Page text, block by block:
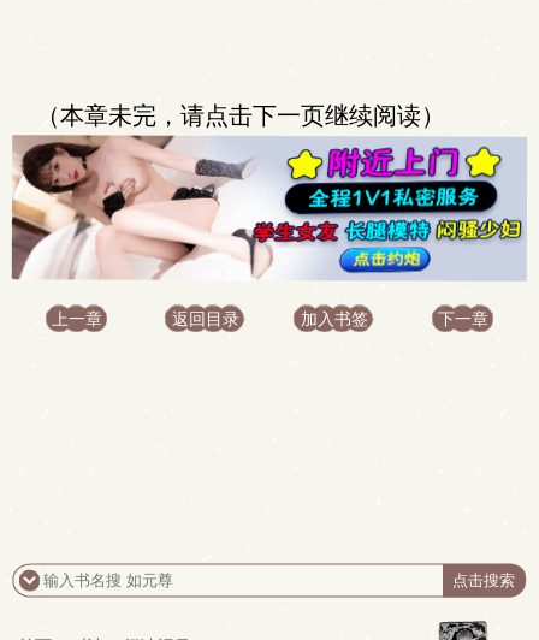
（本章未完，请点击下一页继续阅读）
上一章 返回目录 加入书签 下一章